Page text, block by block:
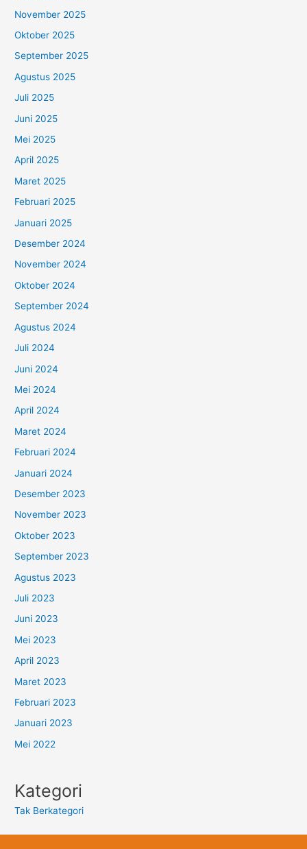
November 2025
Oktober 2025
September 2025
Agustus 2025
Juli 2025
Juni 2025
Mei 2025
April 2025
Maret 2025
Februari 2025
Januari 2025
Desember 2024
November 2024
Oktober 2024
September 2024
Agustus 2024
Juli 2024
Juni 2024
Mei 2024
April 2024
Maret 2024
Februari 2024
Januari 2024
Desember 2023
November 2023
Oktober 2023
September 2023
Agustus 2023
Juli 2023
Juni 2023
Mei 2023
April 2023
Maret 2023
Februari 2023
Januari 2023
Mei 2022
Kategori
Tak Berkategori